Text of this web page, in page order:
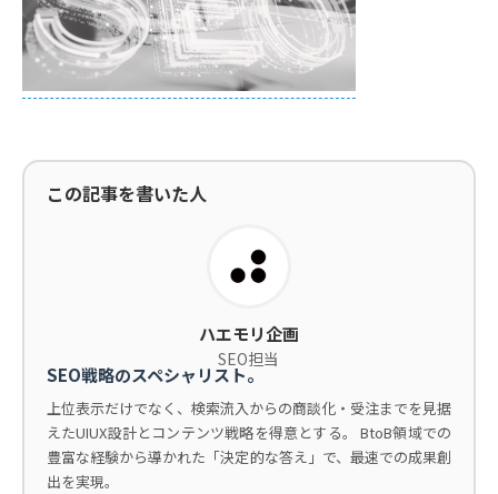
この記事を書いた人
ハエモリ企画
SEO担当
SEO戦略のスペシャリスト。
上位表示だけでなく、検索流入からの商談化・受注までを見据
えたUIUX設計とコンテンツ戦略を得意とする。 BtoB領域での
豊富な経験から導かれた「決定的な答え」で、最速での成果創
出を実現。